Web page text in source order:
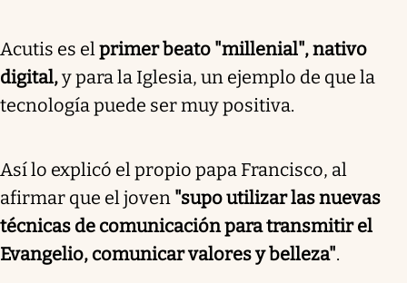
Acutis es el primer beato "millenial", nativo
digital,y para la Iglesia, un ejemplo de que la
tecnología puede ser muy positiva.
Así lo explicó el propio papa Francisco, al
afirmar que el joven "supo utilizar las nuevas
técnicas de comunicación para transmitir el
Evangelio, comunicar valores y belleza".